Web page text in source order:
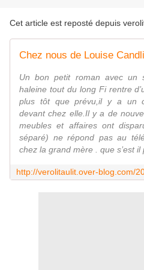
Cet article est reposté depuis
Chez nous de Louise
Un bon petit roman avec un
haleine tout du long Fi rentre
plus tôt que prévu,il y a un
devant chez elle.Il y a de
meubles et affaires ont
séparé) ne répond pas au
chez la grand mère . que s’est il